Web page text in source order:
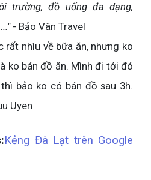
trường, đồ uống đa dạng,
- Bảo Vân Travel
rất nhìu về bữa ăn, nhưng ko
ko bán đồ ăn. Mình đi tới đó
bảo ko có bán đồ sau 3h.
Uyen
Kẻng Đà Lạt trên Google